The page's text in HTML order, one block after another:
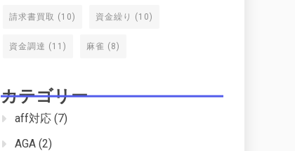
請求書買取 (10) 資金繰り (10)
資金調達 (11) 麻雀 (8)
カテゴリー
aff対応 (7)
AGA (2)